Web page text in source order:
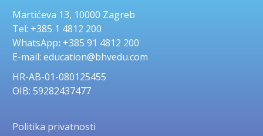
Martićeva 13, 10000 Zagreb
Tel: +385 1 4812 200
WhatsApp:+385 91 4812 200
E-mail: education@bhvedu.com
HR-AB-01-080125455
OIB: 59282437477
Politika privatnosti